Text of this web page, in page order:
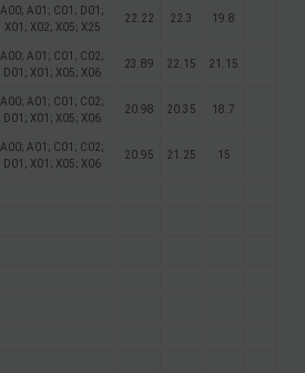
A00; A01; C01; D01;
X01; X02; X05; X25
22.22 22.3 19.8
A00; A01; C01; C02;
D01; X01; X05; X06
23.89 22.15 21.15
A00; A01; C01; C02;
D01; X01; X05; X06
20.98 20.35 18.7
A00; A01; C01; C02;
D01; X01; X05; X06
20.95 21.25 15